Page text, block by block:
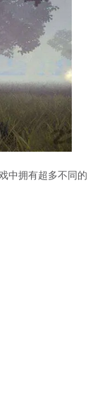
中拥有超多不同的